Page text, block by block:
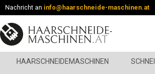
Nachricht an info@haarschneide-maschinen.at
HAARSCHNEIDEMASCHINEN